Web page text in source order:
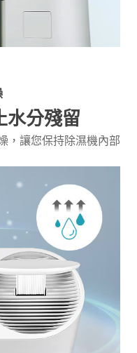
水分殘留
，讓您保持除濕機內部